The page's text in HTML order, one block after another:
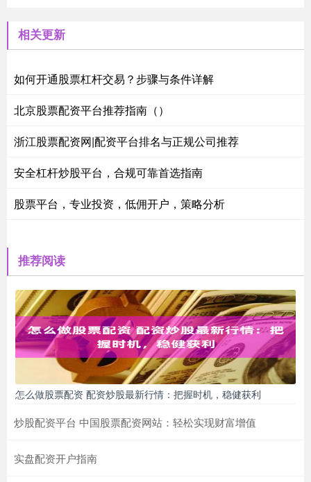
相关更新
如何开通股票杠杆交易？步骤与条件详解
北京股票配资平台推荐指南（）
浙江股票配资网|配资平台排名与正规公司推荐
安全杠杆炒股平台，合规可靠首选指南
股票平台，专业投资，低佣开户，策略分析
推荐阅读
怎么做股票配资 配资炒股最新行情：把握时机，稳健获利
炒股配资平台 中国股票配资网站：轻松实现财富增值
实盘配资开户指南